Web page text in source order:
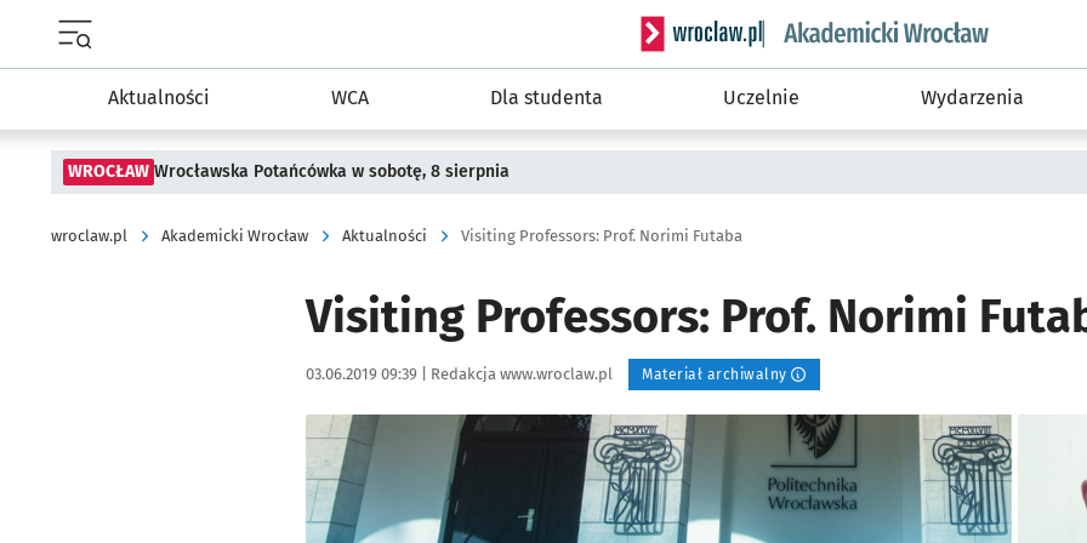
Menu główne portalu wroclaw.pl
Serwis informacyjny wroclaw.pl podserwis:
Aktualności WCA Dla studenta Uczelnie Wydarzenia
WROCŁAW Wrocławska Potańcówka w sobotę, 8 sierpnia
wroclaw.pl Akademicki Wrocław Aktualności Visiting Professors: Prof. Norimi Futaba
Visiting Professors: Prof. Norimi
Data publikacji:
03.06.2019 09:39 | Autor:
Redakcja www.wroclaw.pl Materiał archiwalny
Kliknij, aby powiększyć